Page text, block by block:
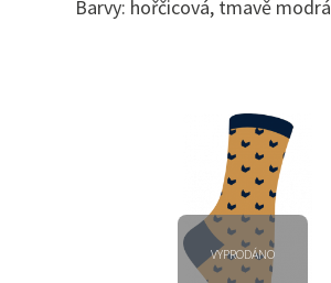
Barvy: hořčicová, tmavě modrá
VYPRODÁNO